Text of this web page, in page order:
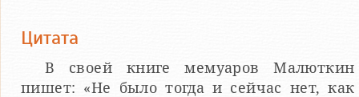
Цитата
В своей книге мемуаров Малюткин
пишет: «Не было тогда и сейчас нет, как